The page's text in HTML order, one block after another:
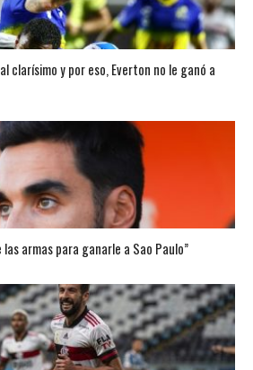
clarísimo y por eso, Everton no le ganó a
armas para ganarle a Sao Paulo”